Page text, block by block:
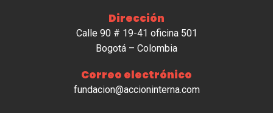
Dirección
Calle 90 # 19-41 oficina 501
Bogotá – Colombia
Correo electrónico
fundacion@accioninterna.com